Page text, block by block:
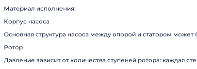
Материал исполнения:
Корпус насоса
Основная структура насоса между опорой и статором
Ротор
Давление зависит от количества ступеней ротора: каждая